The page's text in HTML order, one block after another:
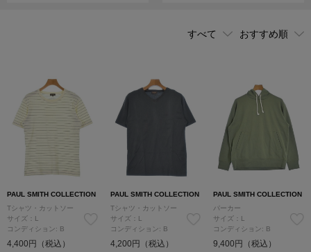
PAUL SMITH COLLECTION
Tシャツ・カットソー
サイズ：L
コンディション: B
4,400円（税込）
PAUL SMITH COLLECTION
Tシャツ・カットソー
サイズ：L
コンディション: B
4,200円（税込）
PAUL SMITH COLLECTION
パーカー
サイズ：L
コンディション: B
9,400円（税込）